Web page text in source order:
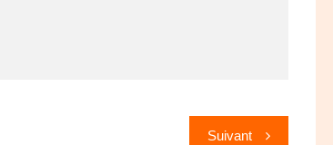
Suivant